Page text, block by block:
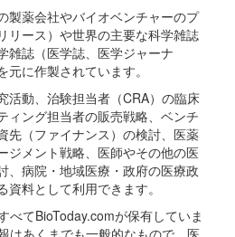
製薬会社やバイオベンチャーのプ
リース）や世界の主要な科学雑誌
雑誌（医学誌、医学ジャーナ
に作製されています。
活動、治験担当者（CRA）の臨床
ィング担当者の販売戦略、ベンチ
先（ファイナンス）の検討、医薬
ジメント戦略、医師やその他の医
、病院・地域医療・政府の医療政
料として利用できます。
べてBioToday.comが保有していま